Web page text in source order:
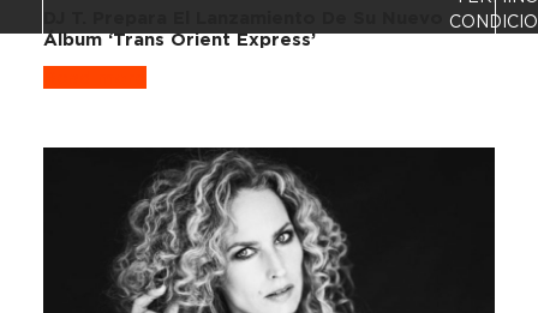
Álbum ‘Trans Orient Express’